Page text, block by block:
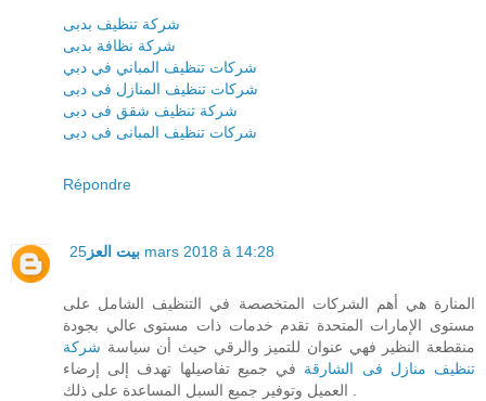
شركة تنظيف بدبى
شركة نظافة بدبى
شركات تنظيف المباني في دبي
شركات تنظيف المنازل فى دبى
شركة تنظيف شقق فى دبى
شركات تنظيف المبانى فى دبى
Répondre
بيت العز 25 mars 2018 à 14:28
المنارة هي أهم الشركات المتخصصة في التنظيف الشامل على
مستوى الإمارات المتحدة تقدم خدمات ذات مستوى عالي بجودة
منقطعة النظير فهي عنوان للتميز والرقي حيث أن سياسة شركة
تنظيف منازل فى الشارقة في جميع تفاصيلها تهدف إلى إرضاء